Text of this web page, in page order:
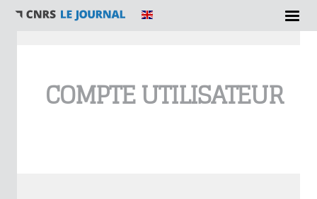
COMPTE UTILISATEUR